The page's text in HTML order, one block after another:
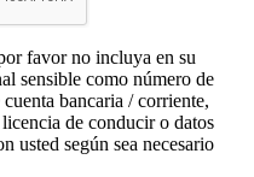
favor no incluya en su
sensible como número de
bancaria / corriente,
de conducir o datos
usted según sea necesario